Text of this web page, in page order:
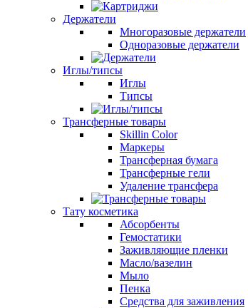
Держатели
Многоразовые держатели
Одноразовые держатели
Иглы/типсы
Иглы
Типсы
Трансферные товары
Skillin Color
Маркеры
Трансферная бумага
Трансферные гели
Удаление трансфера
Тату косметика
Абсорбенты
Гемостатики
Заживляющие пленки
Масло/вазелин
Мыло
Пенка
Средства для заживления